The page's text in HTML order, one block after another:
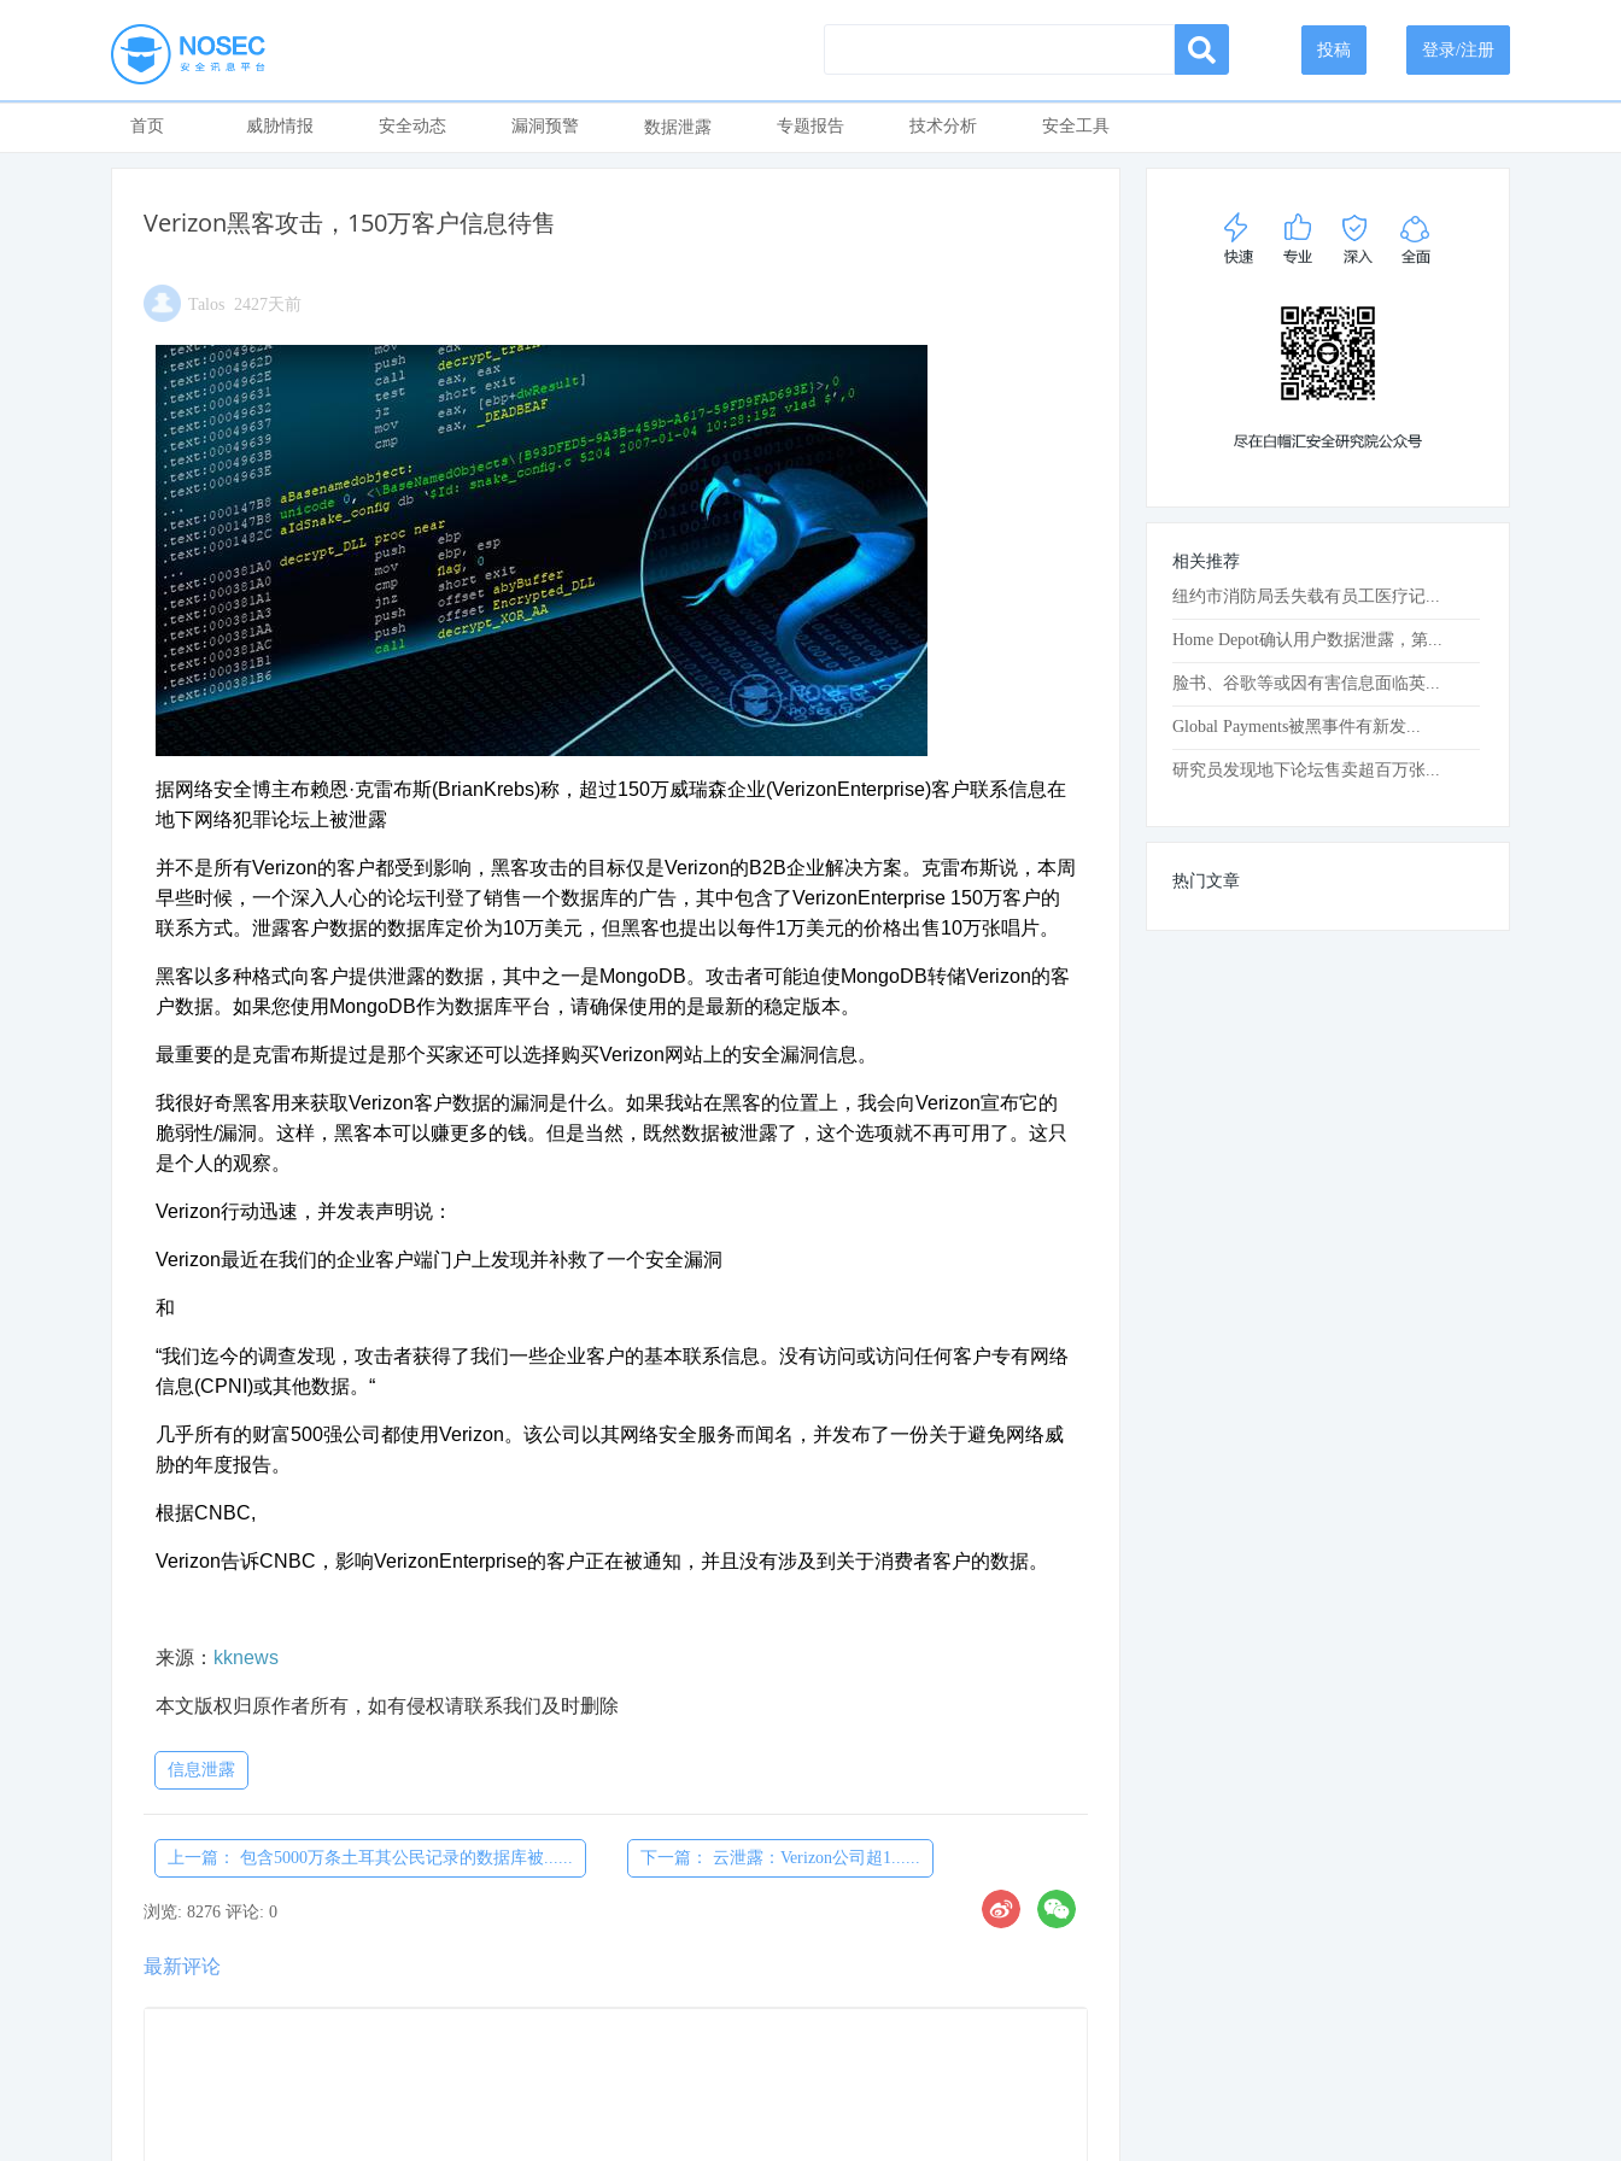
登录/注册
投稿
首页 威胁情报 安全动态 漏洞预警 数据泄露 专题报告 技术分析 安全工具
Verizon黑客攻击，150万客户信息待售
Talos 2427天前
据网络安全博主布赖恩·克雷布斯(BrianKrebs)称，超过150万威瑞森企业(VerizonEnterprise)客户联系信息在
地下网络犯罪论坛上被泄露
并不是所有Verizon的客户都受到影响，黑客攻击的目标仅是Verizon的B2B企业解决方案。克雷布斯说，本周
早些时候，一个深入人心的论坛刊登了销售一个数据库的广告，其中包含了VerizonEnterprise 150万客户的
联系方式。泄露客户数据的数据库定价为10万美元，但黑客也提出以每件1万美元的价格出售10万张唱片。
黑客以多种格式向客户提供泄露的数据，其中之一是MongoDB。攻击者可能迫使MongoDB转储Verizon的客
户数据。如果您使用MongoDB作为数据库平台，请确保使用的是最新的稳定版本。
最重要的是克雷布斯提过是那个买家还可以选择购买Verizon网站上的安全漏洞信息。
我很好奇黑客用来获取Verizon客户数据的漏洞是什么。如果我站在黑客的位置上，我会向Verizon宣布它的
脆弱性/漏洞。这样，黑客本可以赚更多的钱。但是当然，既然数据被泄露了，这个选项就不再可用了。这只
是个人的观察。
Verizon行动迅速，并发表声明说：
Verizon最近在我们的企业客户端门户上发现并补救了一个安全漏洞
和
“我们迄今的调查发现，攻击者获得了我们一些企业客户的基本联系信息。没有访问或访问任何客户专有网络
信息(CPNI)或其他数据。“
几乎所有的财富500强公司都使用Verizon。该公司以其网络安全服务而闻名，并发布了一份关于避免网络威
胁的年度报告。
根据CNBC,
Verizon告诉CNBC，影响VerizonEnterprise的客户正在被通知，并且没有涉及到关于消费者客户的数据。
来源： kknews
本文版权归原作者所有，如有侵权请联系我们及时删除
信息泄露
上一篇： 包含5000万条土耳其公民记录的数据库被...... 下一篇： 云泄露：Verizon公司超1......
浏览: 8276 评论: 0
最新评论
相关推荐
纽约市消防局丢失载有员工医疗记...
Home Depot确认用户数据泄露，第...
脸书、谷歌等或因有害信息面临英...
Global Payments被黑事件有新发...
研究员发现地下论坛售卖超百万张...
热门文章